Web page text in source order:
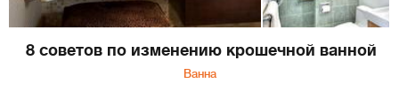
8 советов по изменению крошечной ванной
Ванна